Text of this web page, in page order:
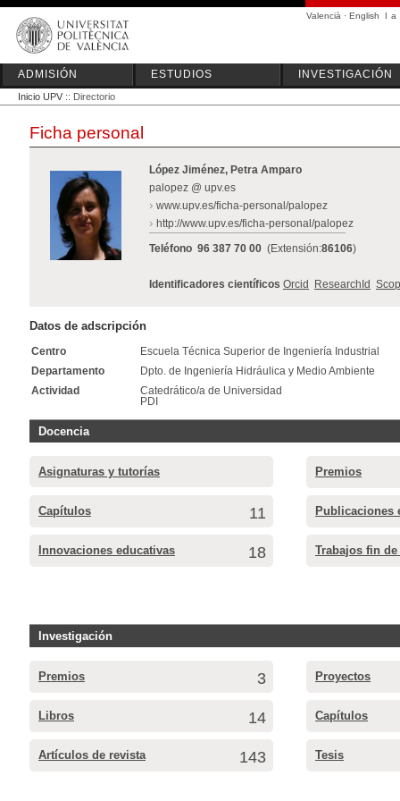
Valencià · English I a
ADMISIÓN ESTUDIOS INVESTIGACIÓN
Inicio UPV :: Directorio
Ficha personal
López Jiménez, Petra Amparo
palopez @ upv.es
www.upv.es/ficha-personal/palopez
http://www.upv.es/ficha-personal/palopez
Teléfono 96 387 70 00 (Extensión:86106)
Identificadores científicos Orcid ResearchId
Datos de adscripción
Centro
Escuela Técnica Superior de Ingeniería Industrial
Departamento
Dpto. de Ingeniería Hidráulica y Medio Ambiente
Actividad
Catedrático/a de Universidad
PDI
Docencia
Asignaturas y tutorías Premios
Capítulos 11 Publicaciones
Innovaciones educativas 18 Trabajos fin
Investigación
Premios 3 Proyectos
Libros 14 Capítulos
Artículos de revista 143 Tesis